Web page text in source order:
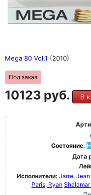
Mega 80 Vol.1 (2010)
Под заказ
10123 руб. В
Состояние:
Дата
Исполнители: Jarre,
Paris, Ryan